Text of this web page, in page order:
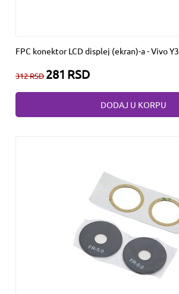
FPC konektor LCD displej (ekran)-a - Vivo
312RSD 281 RSD
DODAJ U KORPU